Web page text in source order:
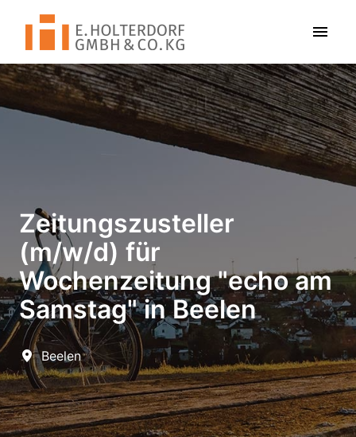
Inhalt
springenStartseite
Zeitungszusteller
(m/w/d) für
Wochenzeitung "echo am
Samstag" in Beelen
Beelen